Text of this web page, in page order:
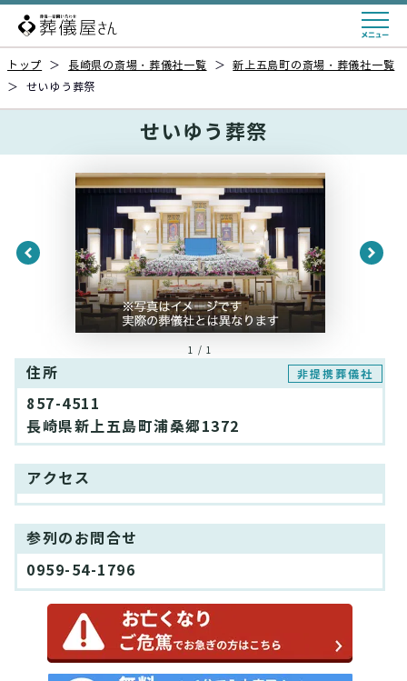
トップ ＞ 長崎県の斎場・葬儀社一覧 ＞
新上五島町の斎場・葬儀社一覧
＞
せいゆう葬祭
せいゆう葬祭
1 / 1
住所 非提携葬儀社
857-4511
長崎県新上五島町浦桑郷1372
アクセス
参列のお問合せ
0959-54-1796